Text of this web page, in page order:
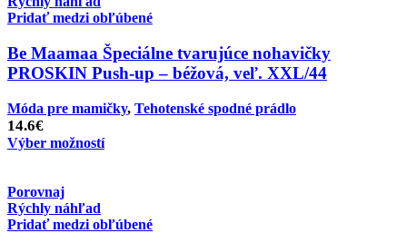
Pridať medzi obľúbené
Be Maamaa Špeciálne tvarujúce nohavičky
PROSKIN Push-up – béžová, veľ. XXL/44
Móda pre mamičky, Tehotenské spodné prádlo
14.6€
Výber možností
Porovnaj
Rýchly náhľad
Pridať medzi obľúbené